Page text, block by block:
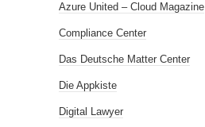
Azure United – Cloud Magazine
Compliance Center
Das Deutsche Matter Center
Die Appkiste
Digital Lawyer